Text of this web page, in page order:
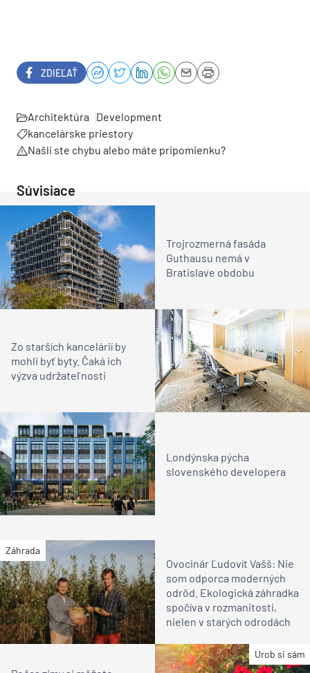
ZDIEĽAŤ
Architektúra
Development
kancelárske priestory
Našli ste chybu alebo máte pripomienku?
Súvisiace
Trojrozmerná fasáda
Guthausu nemá v
Bratislave obdobu
Zo starších kancelárií by
mohli byť byty. Čaká ich
výzva udržateľnosti
Londýnska pýcha
slovenského developera
Záhrada
Ovocinár Ľudovít Vašš: Nie
som odporca moderných
odrôd. Ekologická záhradka
spočíva v rozmanitosti,
nielen v starých odrodách
Urob si sám